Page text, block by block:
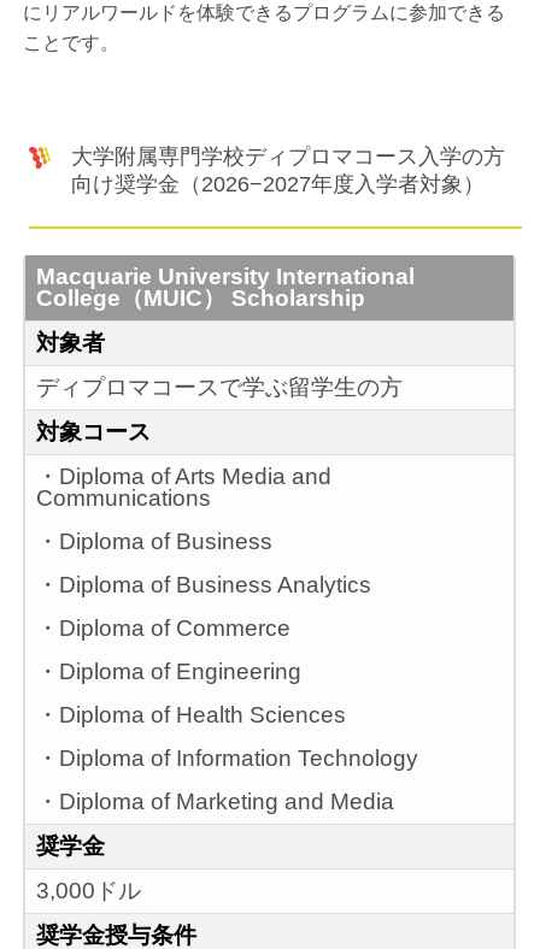
にリアルワールドを体験できるプログラムに参加できる
ことです。
大学附属専門学校ディプロマコース入学の方
向け奨学金（2026−2027年度入学者対象）
Macquarie University International
College（MUIC） Scholarship
対象者
ディプロマコースで学ぶ留学生の方
対象コース
・Diploma of Arts Media and
Communications
・Diploma of Business
・Diploma of Business Analytics
・Diploma of Commerce
・Diploma of Engineering
・Diploma of Health Sciences
・Diploma of Information Technology
・Diploma of Marketing and Media
奨学金
3,000ドル
奨学金授与条件